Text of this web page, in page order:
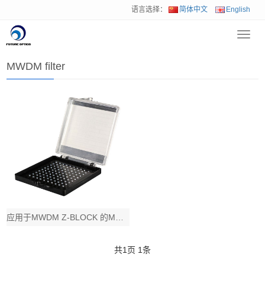
语言选择： 简体中文 English
首页
MWDM filter
共1 页 1条